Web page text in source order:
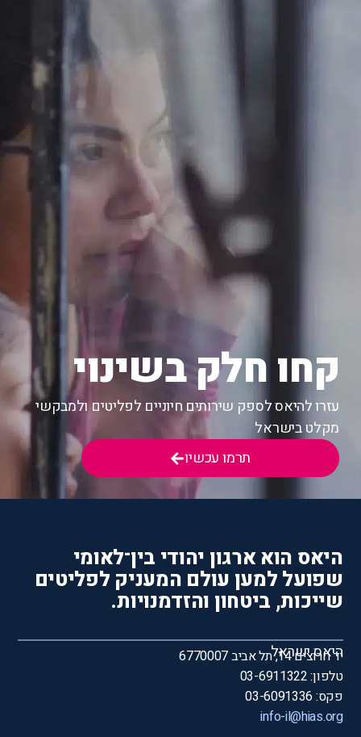
קחו חלק בשינוי
עזרו להיאס לספק שירותים חיוניים לפליטים ולמבקשי
מקלט בישראל
תרמו עכשיו
היאס הוא ארגון יהודי בין־לאומי
שפועל למען עולם המעניק לפליטים
שייכות, ביטחון והזדמנויות.
היאס ישראל
יד חרוצים 14, תל אביב 6770007
טלפון: 03-6911322
פקס: 03-6091336
info-il@hias.org